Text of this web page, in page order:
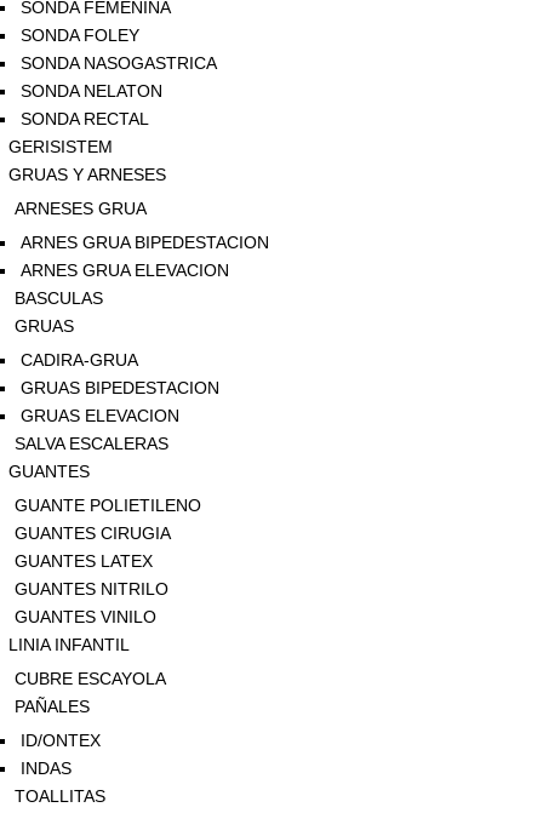
SONDA FEMENINA
SONDA FOLEY
SONDA NASOGASTRICA
SONDA NELATON
SONDA RECTAL
GERISISTEM
GRUAS Y ARNESES
ARNESES GRUA
ARNES GRUA BIPEDESTACION
ARNES GRUA ELEVACION
BASCULAS
GRUAS
CADIRA-GRUA
GRUAS BIPEDESTACION
GRUAS ELEVACION
SALVA ESCALERAS
GUANTES
GUANTE POLIETILENO
GUANTES CIRUGIA
GUANTES LATEX
GUANTES NITRILO
GUANTES VINILO
LINIA INFANTIL
CUBRE ESCAYOLA
PAÑALES
ID/ONTEX
INDAS
TOALLITAS